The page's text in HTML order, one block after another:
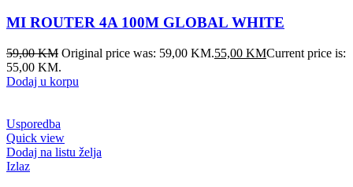
MI ROUTER 4A 100M GLOBAL WHITE
59,00KM Original price was: 59,00 KM.55,00 KMCurrent price is:
55,00 KM.
Dodaj u korpu
Usporedba
Quick view
Dodaj na listu želja
Izlaz